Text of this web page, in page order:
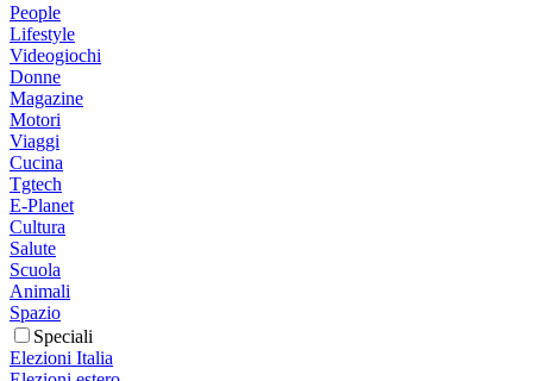
People
Lifestyle
Videogiochi
Donne
Magazine
Motori
Viaggi
Cucina
Tgtech
E-Planet
Cultura
Salute
Scuola
Animali
Spazio
Speciali
Elezioni Italia